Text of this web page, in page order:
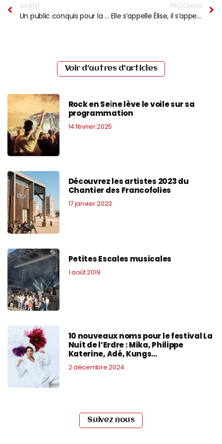
AVANT
Un public conquis pour la 1ère édition du Pless’tival
PROCHAIN
Elle s’appelle Élise, il s’appelle Sébastien. Ensemble, ils forment le duo Hollydays !
Voir d'autres d'articles
Rock en Seine lève le voile sur sa
programmation
14 février 2025
Découvrez les artistes 2023 du
Chantier des Francofolies
17 janvier 2023
Petites Escales musicales
1 août 2019
10 nouveaux noms pour le festival La
Nuit de l’Erdre : Mika, Philippe
Katerine, Adé, Kungs…
2 décembre 2024
Suivez nous